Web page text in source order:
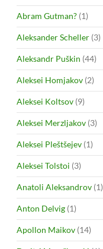
Abram Gutman? (1)
Aleksander Scheller (3)
Aleksandr Puškin (44)
Aleksei Homjakov (2)
Aleksei Koltsov (9)
Aleksei Merzljakov (3)
Aleksei Pleštšejev (1)
Aleksei Tolstoi (3)
Anatoli Aleksandrov (1)
Anton Delvig (1)
Apollon Maikov (14)